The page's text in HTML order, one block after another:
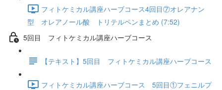
フィトケミカル講座ハーブコース4回目⑦オレアナン
型 オレアノール酸 トリテルペンまとめ (7:52)
5回目 フィトケミカル講座ハーブコース
【テキスト】5回目 フィトケミカル講座ハーブコース
フィトケミカル講座ハーブコース 5回目①フェニルプ